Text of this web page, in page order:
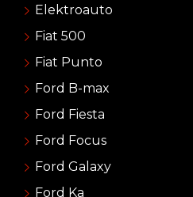
Elektroauto
Fiat 500
Fiat Punto
Ford B-max
Ford Fiesta
Ford Focus
Ford Galaxy
Ford Ka